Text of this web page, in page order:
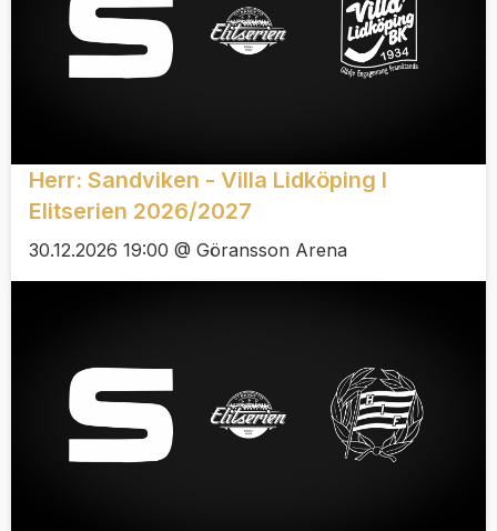
Herr: Sandviken - Villa Lidköping I
Elitserien 2026/2027
30.12.2026 19:00 @ Göransson Arena